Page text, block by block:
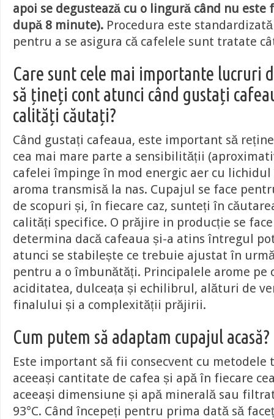
apoi se degustează cu o lingură când nu
după 8 minute). Procedura este
pentru a se asigura că cafelele sunt tratate
Care sunt cele mai importante lucruri
să țineți cont atunci când gustați
calități căutați?
Când gustați cafeaua, este important să
cea mai mare parte a sensibilității
cafelei împinge în mod energic aer cu
aroma transmisă la nas. Cupajul se face
de scopuri și, în fiecare caz, sunteți în
calități specifice. O prăjire in producție se
determina dacă cafeaua și-a atins întregul
atunci se stabilește ce trebuie ajustat în
pentru a o îmbunătăți. Principalele arome pe
aciditatea, dulceața și echilibrul, alături de
finalului și a complexității prăjirii.
Cum putem să adaptam cupajul acasă?
Este important să fii consecvent cu metodele
aceeași cantitate de cafea și apă în fiecare
aceeași dimensiune și apă minerală sau
93°C. Când începeți pentru prima dată să